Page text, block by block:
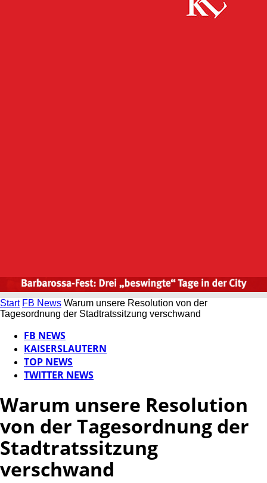
Start FB News Warum unsere Resolution von der
Tagesordnung der Stadtratssitzung verschwand
FB NEWS
KAISERSLAUTERN
TOP NEWS
TWITTER NEWS
Warum unsere Resolution
von der Tagesordnung der
Stadtratssitzung
verschwand